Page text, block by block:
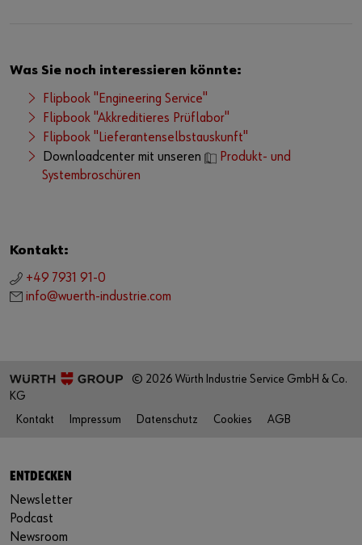
Was Sie noch interessieren könnte:
Flipbook "Engineering Service"
Flipbook "Akkreditieres Prüflabor"
Flipbook "Lieferantenselbstauskunft"
Downloadcenter mit unseren
Produkt- und
Systembroschüren
Kontakt:
+49 7931 91-0
info@wuerth-industrie.com
© 2026 Würth Industrie Service GmbH & Co.
KG
Kontakt
Impressum Datenschutz Cookies AGB
ENTDECKEN
Newsletter
Podcast
Newsroom